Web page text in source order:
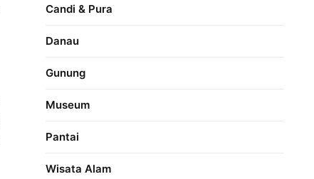
Candi & Pura
Danau
Gunung
Museum
Pantai
Wisata Alam